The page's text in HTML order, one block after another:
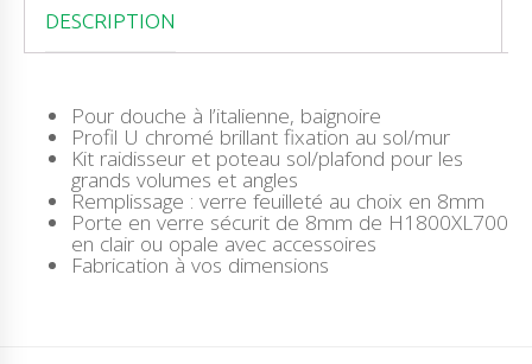
D
E
L
A
C
O
B
E
L
DESCRIPTION
Pour douche à l’italienne, baignoire
Profil U chromé brillant fixation au sol/mur
Kit raidisseur et poteau sol/plafond pour les
grands volumes et angles
Remplissage : verre feuilleté au choix en 8mm
Porte en verre sécurit de 8mm de H1800XL700
en clair ou opale avec accessoires
Fabrication à vos dimensions